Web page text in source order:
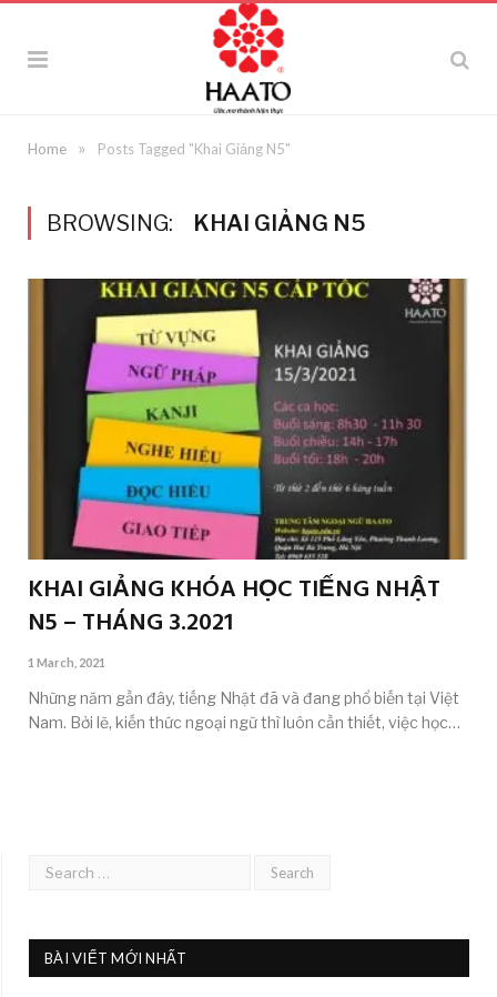
Home » Posts Tagged "Khai Giảng N5"
BROWSING: KHAI GIẢNG N5
KHAI GIẢNG KHÓA HỌC TIẾNG NHẬT
N5 – THÁNG 3.2021
1 March, 2021
Những năm gần đây, tiếng Nhật đã và đang phổ biến tại Việt
Nam. Bởi lẽ, kiến thức ngoại ngữ thì luôn cần thiết, việc học…
BÀI VIẾT MỚI NHẤT